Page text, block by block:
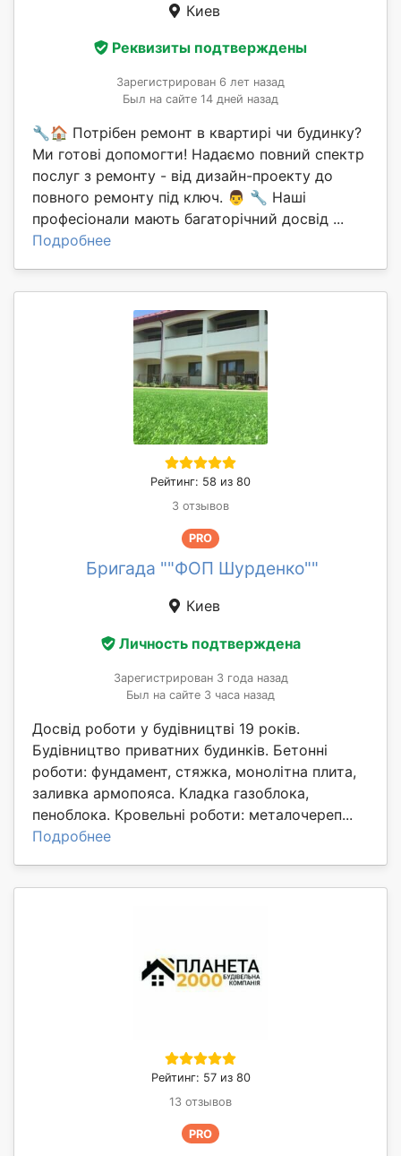
Киев
Реквизиты подтверждены
Зарегистрирован 6 лет назад
Был на сайте 14 дней назад
🔧🏠 Потрібен ремонт в квартирі чи будинку?
Ми готові допомогти! Надаємо повний спектр
послуг з ремонту - від дизайн-проекту до
повного ремонту під ключ. 👨 🔧 Наші
професіонали мають багаторічний досвід ...
Подробнее
Рейтинг: 58 из 80
3 отзывов
PRO
Бригада ""ФОП Шурденко""
Киев
Личность подтверждена
Зарегистрирован 3 года назад
Был на сайте 3 часа назад
Досвід роботи у будівництві 19 років.
Будівництво приватних будинків. Бетонні
роботи: фундамент, стяжка, монолітна плита,
заливка армопояса. Кладка газоблока,
пеноблока. Кровельні роботи: металочереп...
Подробнее
Рейтинг: 57 из 80
13 отзывов
PRO